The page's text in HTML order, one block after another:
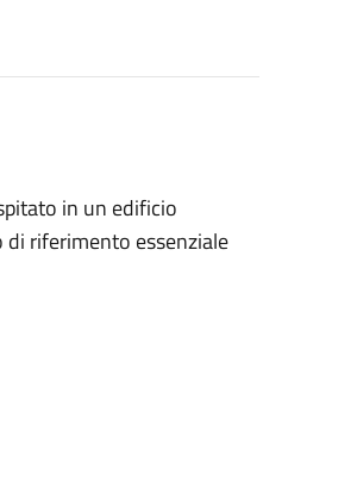
in un edificio
riferimento essenziale